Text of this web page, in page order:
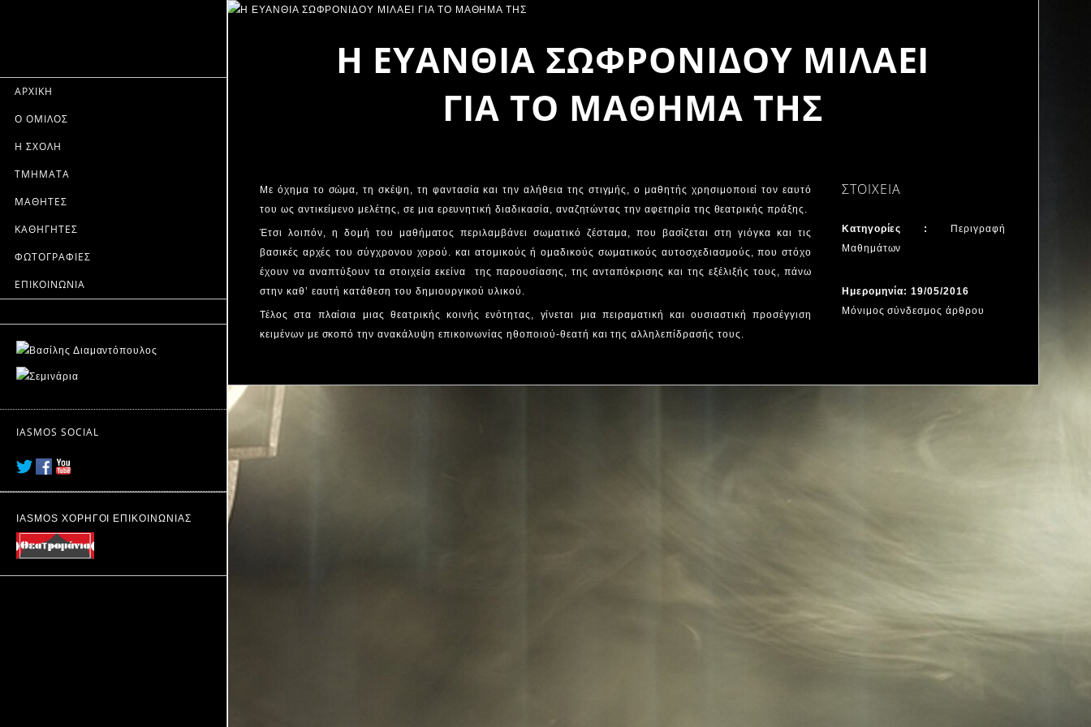
ΑΡΧΙΚΗ
Ο ΟΜΙΛΟΣ
Η ΣΧΟΛΗ
ΤΜΗΜΑΤΑ
ΜΑΘΗΤΕΣ
ΚΑΘΗΓΗΤΕΣ
ΦΩΤΟΓΡΑΦΙΕΣ
ΕΠΙΚΟΙΝΩΝΙΑ
IASMOS SOCIAL
IASMOS ΧΟΡΗΓΟΙ ΕΠΙΚΟΙΝΩΝΙΑΣ
Η ΕΥΑΝΘΙΑ ΣΩΦΡΟΝΙΔΟΥ ΜΙΛΑΕΙ
ΓΙΑ ΤΟ ΜΑΘΗΜΑ ΤΗΣ
Με όχημα το σώμα, τη σκέψη, τη φαντασία και την αλήθεια της στιγμής, ο μαθητής χρησιμοποιεί τον εαυτό
του ως αντικείμενο μελέτης, σε μια ερευνητική διαδικασία, αναζητώντας την αφετηρία της θεατρικής πράξης.
Έτσι λοιπόν, η δομή του μαθήματος περιλαμβάνει σωματικό ζέσταμα, που βασίζεται στη γιόγκα και τις
βασικές αρχές του σύγχρονου χορού. και ατομικούς ή ομαδικούς σωματικούς αυτοσχεδιασμούς, που στόχο
έχουν να αναπτύξουν τα στοιχεία εκείνα της παρουσίασης, της ανταπόκρισης και της εξέλιξής τους, πάνω
στην καθ’ εαυτή κατάθεση του δημιουργικού υλικού.
Τέλος στα πλαίσια μιας θεατρικής κοινής ενότητας, γίνεται μια πειραματική και ουσιαστική προσέγγιση
κειμένων με σκοπό την ανακάλυψη επικοινωνίας ηθοποιού-θεατή και της αλληλεπίδρασής τους.
ΣΤΟΙΧΕΙΑ
Κατηγορίες :
Περιγραφή
Μαθημάτων
Ημερομηνία: 19/05/2016
Μόνιμος σύνδεσμος άρθρου